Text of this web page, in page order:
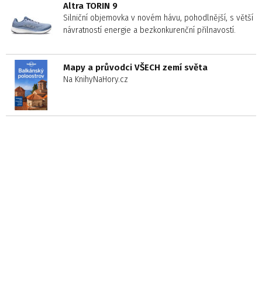
Altra TORIN 9
Silniční objemovka v novém hávu, pohodlnější, s větší
návratností energie a bezkonkurenční přilnavostí.
Mapy a průvodci VŠECH zemí světa
Na KnihyNaHory.cz